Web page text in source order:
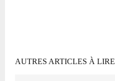
AUTRES ARTICLES À LIRE